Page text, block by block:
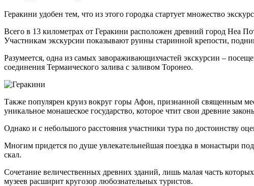
Геракини удобен тем, что из этого городка стартует множество
Всего в 13 километрах от Геракини расположен древний город Неа
Участникам экскурсии показывают руины старинной крепости,
Разумеется, одна из самых завораживающихчастей экскурсии –
соединения Термаического залива с заливом Торонео.
Также популярен круиз вокруг горы Афон, признанной священным
уникальное монашеское государство, которое чтит свои древние
Однако и с небольшого расстояния участники тура по достоинству
Многим придется по душе увлекательнейшая поездка в монастыри
скал.
Сочетание величественных древних зданий, лишь малая часть
музеев расширит кругозор любознательных туристов.